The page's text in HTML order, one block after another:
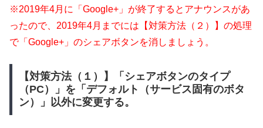
※2019年4月に「Google+」が終了するとアナウンスがあ
ったので、2019年4月までには【対策方法（２）】の処理
で「Google+」のシェアボタンを消しましょう。
【対策方法（１）】「シェアボタンのタイプ
（PC）」を「デフォルト（サービス固有のボタ
ン）」以外に変更する。